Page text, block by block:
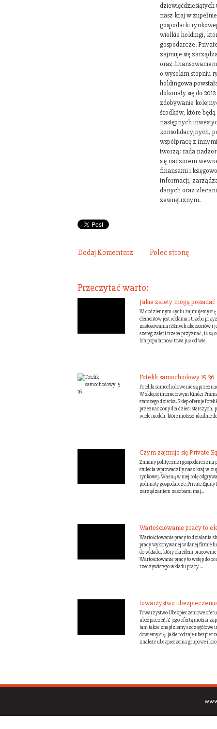
dziewięćdziesiątych
nasz kraj w
gospodarki
wielkie holdingi,
gospodarcze.
zajmuje się
oraz
o wysokim stopniu
holdingowa
dokonały się do
zdobywanie
środków, które
następnych
konsolidacyjnych,
współpracę z
tworzą: rada
się nadzorem
finansami i
informacji,
danych oraz
zewnętrznym.
Dodaj Komentarz Poleć stronę
Przeczytać warto:
Jakie zalety mogą posiadać
W codziennym życiu zajmujemy
elementów jest reklama i trzeba
zastosowania różnych akcesoriów i
szereg zalet i trzeba przyznać, iż są
Ich popularność trwa już od wie...
Fotelik samochodowy 15 36
Foteliki samochodowe nie są
W sklepie internetowym Kinder
starszego dziecka. Sklep oferuje
przeznaczony dla dzieci starszych,
wiele modeli, które możesz idealnie
Czym zajmuje się Private
Zmiany polityczne i gospodarcze na
stulecia wprowadziły nasz kraj w
rynkowej. Ważną w niej rolę
podmioty gospodarcze. Private
zarządzaniem zasobami maj...
Wartościowanie pracy to
Wartościowanie pracy to działania
pracy wykonywanej w danej firmie
do wkładu, który określeni
Wartościowanie pracy to wstęp do
rzeczywistego wkładu pracy. ...
towarzystwo
Towarzystwo Ubezpieczeniowe
ubezpieczeń. Z jego ofertą można
tam także znajdziemy szczegółowe
dowiemy się, jakie rodzaje
znaleźć ubezpieczenia grupowe i